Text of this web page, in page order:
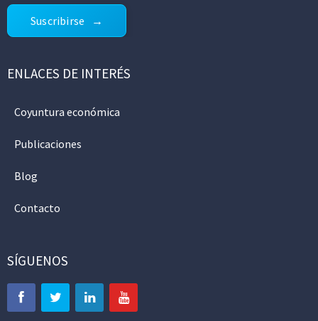
Suscribirse
ENLACES DE INTERÉS
Coyuntura económica
Publicaciones
Blog
Contacto
SÍGUENOS